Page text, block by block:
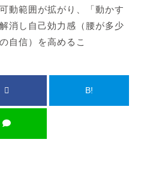
動範囲が拡がり、「動かす
消し自己効力感（腰が多少
自信）を高めるこ
B!